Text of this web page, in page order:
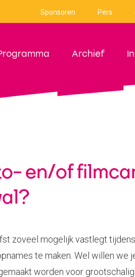
Sponsoren Pers
Archief
en/of
zoveel mogelijk vastlegt
te maken. Wel willen we
worden voor